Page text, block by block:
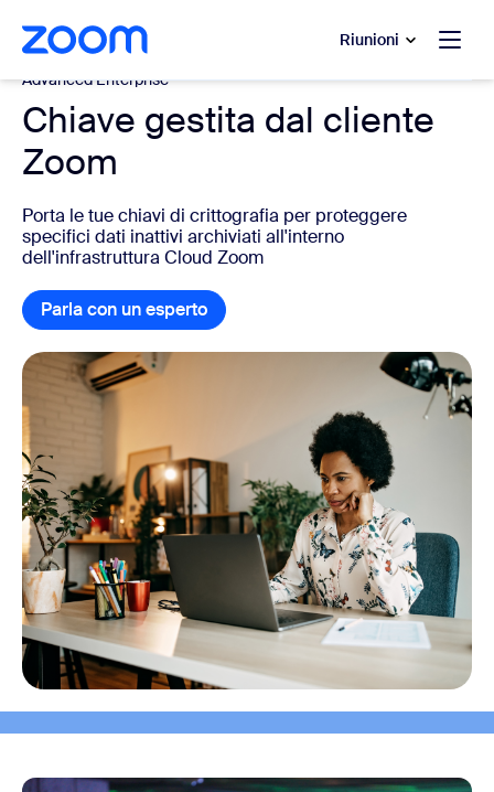
principale
di assistenza
Riunioni
Advanced Enterprise
Chiave gestita dal cliente
Zoom
Porta le tue chiavi di crittografia per proteggere
specifici dati inattivi archiviati all'interno
dell'infrastruttura Cloud Zoom
Parla con un esperto